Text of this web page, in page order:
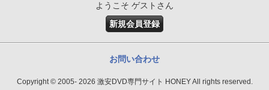
ようこそ ゲストさん
新規会員登録
お問い合わせ
Copyright © 2005- 2026 激安DVD専門サイト HONEY All rights reserved.